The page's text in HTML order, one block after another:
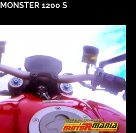
MONSTER 1200 S